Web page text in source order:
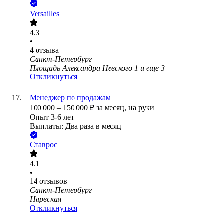
Versailles
4.3
•
4 отзыва
Санкт-Петербург
Площадь Александра Невского 1 и еще 3
Откликнуться
Менеджер по продажам
100 000 – 150 000 ₽ за месяц, на руки
Опыт 3-6 лет
Выплаты: Два раза в месяц
Ставрос
4.1
•
14 отзывов
Санкт-Петербург
Нарвская
Откликнуться